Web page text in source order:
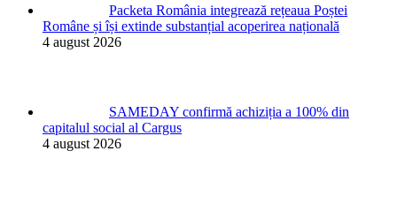
Packeta România integrează rețeaua Poștei
Române și își extinde substanțial acoperirea națională
4 august 2026
SAMEDAY confirmă achiziția a 100% din
capitalul social al Cargus
4 august 2026